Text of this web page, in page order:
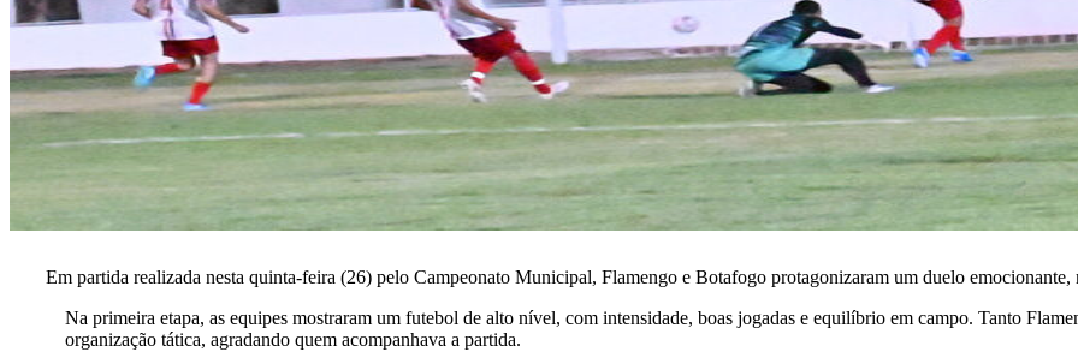
Em partida realizada nesta quinta-feira (26) pelo Campeonato Municipal, Flamengo e Botafogo protagonizaram um duelo emocionante,
Na primeira etapa, as equipes mostraram um futebol de alto nível, com intensidade, boas jogadas e equilíbrio em campo. Tanto
organização tática, agradando quem acompanhava a partida.